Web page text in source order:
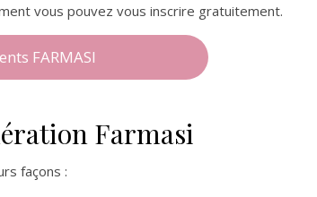
vous pouvez vous inscrire gratuitement.
FARMASI
Farmasi
façons :